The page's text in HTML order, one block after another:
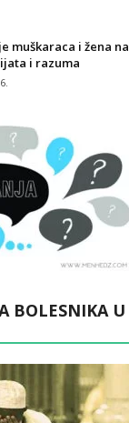
muškaraca i žena na
i razuma
BOLESNIKA U